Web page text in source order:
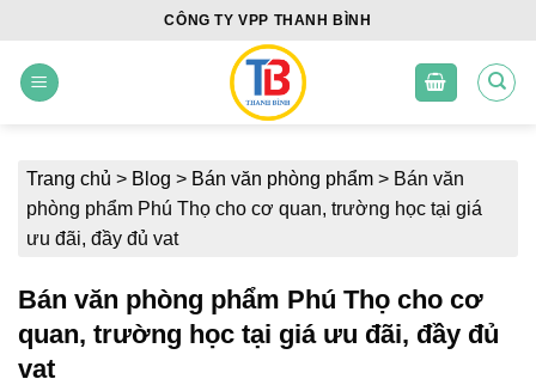
content
CÔNG TY VPP THANH BÌNH
Trang chủ > Blog > Bán văn phòng phẩm > Bán văn
phòng phẩm Phú Thọ cho cơ quan, trường học tại giá
ưu đãi, đầy đủ vat
Bán văn phòng phẩm Phú Thọ cho cơ
quan, trường học tại giá ưu đãi, đầy đủ
vat